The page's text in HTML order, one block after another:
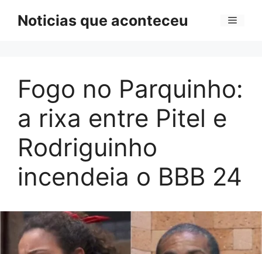
Noticias que aconteceu Menu
Fogo no Parquinho:
a rixa entre Pitel e
Rodriguinho
incendeia o BBB 24